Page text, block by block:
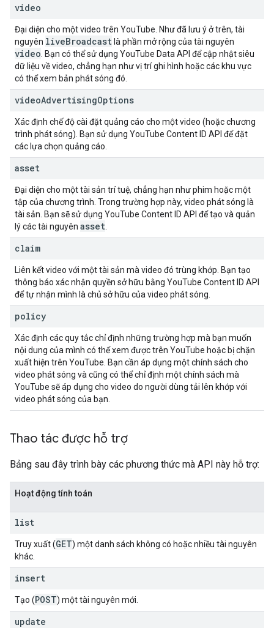
video
Đại diện cho một video trên YouTube. Như đã lưu ý ở trên, tài
nguyên liveBroadcast là phần mở rộng của tài nguyên
video . Bạn có thể sử dụng YouTube Data API để cập nhật siêu
dữ liệu về video, chẳng hạn như vị trí ghi hình hoặc các khu vực
có thể xem bản phát sóng đó.
videoAdvertisingOptions
Xác định chế độ cài đặt quảng cáo cho một video (hoặc chương
trình phát sóng). Bạn sử dụng YouTube Content ID API để đặt
các lựa chọn quảng cáo.
asset
Đại diện cho một tài sản trí tuệ, chẳng hạn như phim hoặc một
tập của chương trình. Trong trường hợp này, video phát sóng là
tài sản. Bạn sẽ sử dụng YouTube Content ID API để tạo và quản
lý các tài nguyên asset
claim
Liên kết video với một tài sản mà video đó trùng khớp. Bạn tạo
thông báo xác nhận quyền sở hữu bằng YouTube Content ID API
để tự nhận mình là chủ sở hữu của video phát sóng.
policy
Xác định các quy tắc chỉ định những trường hợp mà bạn muốn
nội dung của mình có thể xem được trên YouTube hoặc bị chặn
xuất hiện trên YouTube. Bạn cần áp dụng một chính sách cho
video phát sóng và cũng có thể chỉ định một chính sách mà
YouTube sẽ áp dụng cho video do người dùng tải lên khớp với
video phát sóng của bạn.
Thao tác được hỗ trợ
Bảng sau đây trình bày các phương thức mà API này hỗ trợ:
Hoạt động tính toán
list
Truy xuất (GET) một danh sách không có hoặc nhiều tài nguyên
khác.
insert
Tạo (POST) một tài nguyên mới.
update